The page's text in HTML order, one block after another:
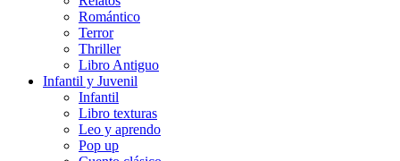
Romántico
Terror
Thriller
Libro Antiguo
Infantil y Juvenil
Infantil
Libro texturas
Leo y aprendo
Pop up